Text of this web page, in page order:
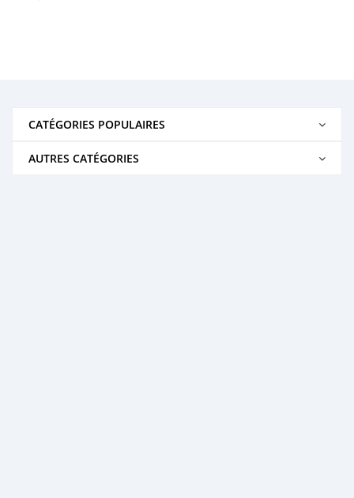
CATÉGORIES POPULAIRES
AUTRES CATÉGORIES